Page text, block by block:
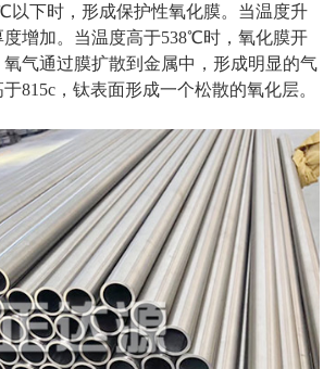
以下时，形成保护性氧化膜。当温度升
增加。当温度高于538℃时，氧化膜开
气通过膜扩散到金属中，形成明显的气
815c，钛表面形成一个松散的氧化层。